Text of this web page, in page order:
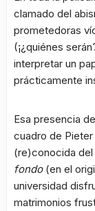
clamado del
prometedoras
(¡¿quiénes
interpretar un
prácticamente
Esa presencia
cuadro de
(re)conocida del
fondo(en el
universidad
matrimonios